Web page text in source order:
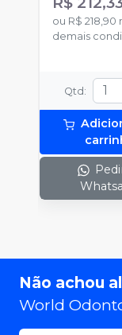
catalisador
ou R$ 218,90
demais
Qtd :
Não achou
World